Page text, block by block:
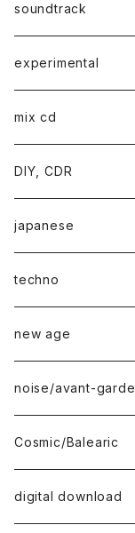
soundtrack
experimental
mix cd
DIY, CDR
japanese
techno
new age
noise/avant-garde
Cosmic/Balearic
digital download